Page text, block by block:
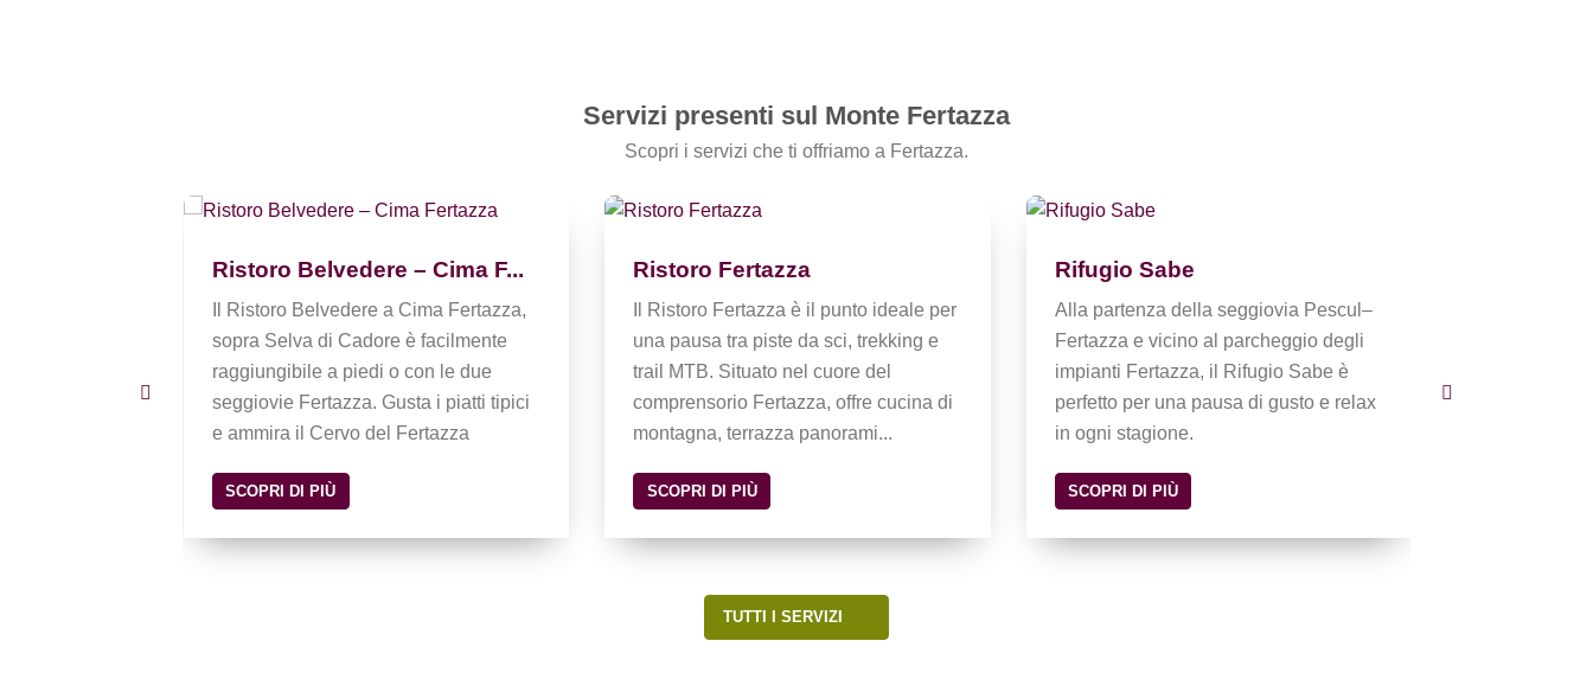
Servizi presenti sul Monte Fertazza
Scopri i servizi che ti offriamo a Fertazza.
Ristoro Belvedere – Cima F...
Il Ristoro Belvedere a Cima Fertazza,
sopra Selva di Cadore è facilmente
raggiungibile a piedi o con le due
seggiovie Fertazza. Gusta i piatti tipici
e ammira il Cervo del Fertazza
SCOPRI DI PIÙ
Ristoro Fertazza
Il Ristoro Fertazza è il punto ideale per
una pausa tra piste da sci, trekking e
trail MTB. Situato nel cuore del
comprensorio Fertazza, offre cucina di
montagna, terrazza panorami...
SCOPRI DI PIÙ
Rifugio Sabe
Alla partenza della seggiovia Pescul–
Fertazza e vicino al parcheggio degli
impianti Fertazza, il Rifugio Sabe è
perfetto per una pausa di gusto e relax
in ogni stagione.
SCOPRI DI PIÙ
TUTTI I SERVIZI